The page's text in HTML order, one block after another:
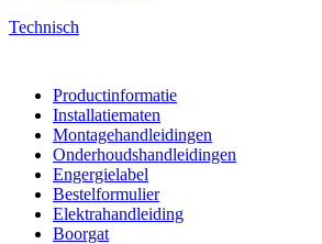
Technisch
Productinformatie
Installatiematen
Montagehandleidingen
Onderhoudshandleidingen
Engergielabel
Bestelformulier
Elektrahandleiding
Boorgat